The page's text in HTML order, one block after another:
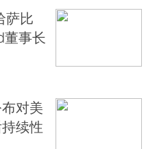
萨比
事长
对美
续性